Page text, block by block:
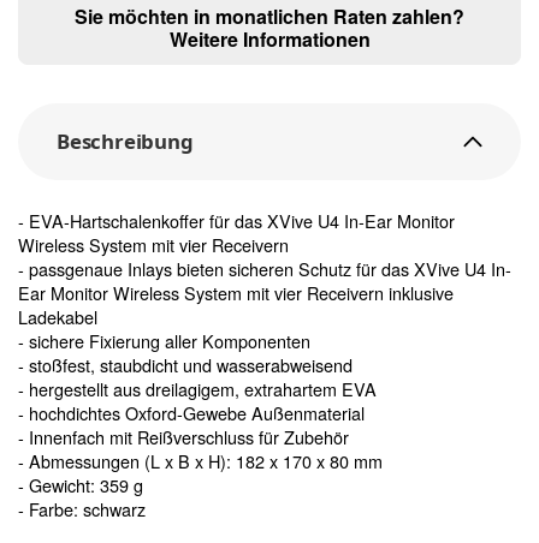
Sie möchten in monatlichen Raten zahlen?
Weitere Informationen
Beschreibung
- EVA-Hartschalenkoffer für das XVive U4 In-Ear Monitor
Wireless System mit vier Receivern
- passgenaue Inlays bieten sicheren Schutz für das XVive U4 In-
Ear Monitor Wireless System mit vier Receivern inklusive
Ladekabel
- sichere Fixierung aller Komponenten
- stoßfest, staubdicht und wasserabweisend
- hergestellt aus dreilagigem, extrahartem EVA
- hochdichtes Oxford-Gewebe Außenmaterial
- Innenfach mit Reißverschluss für Zubehör
- Abmessungen (L x B x H): 182 x 170 x 80 mm
- Gewicht: 359 g
- Farbe: schwarz